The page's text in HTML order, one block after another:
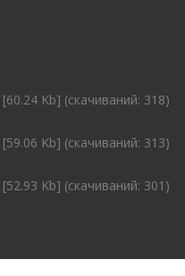
[60.24 Kb] (cкачиваний: 318)
[59.06 Kb] (cкачиваний: 313)
[52.93 Kb] (cкачиваний: 301)